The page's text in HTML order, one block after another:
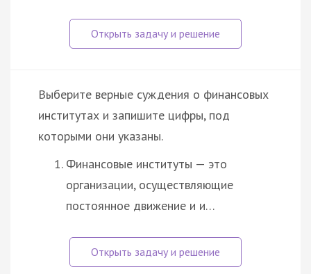
Выберите верные суждения о финансовых
институтах и запишите цифры, под
которыми они указаны.
Финансовые институты — это
организации, осуществляющие
постоянное движение и и…